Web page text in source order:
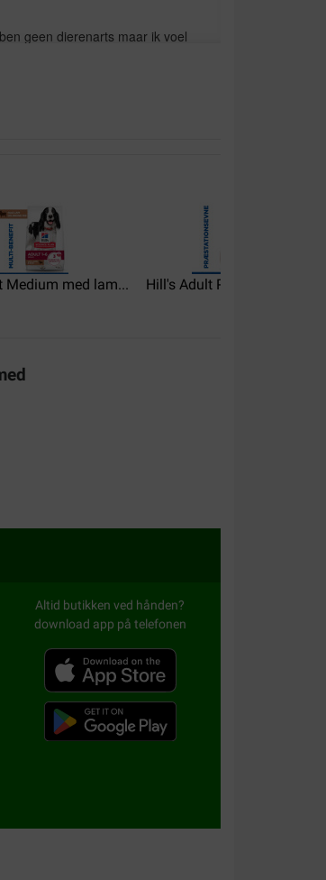
geen dierenarts maar ik voel
Medium med lam... Hill's Adult Performance...
Altid butikken ved hånden?
download app på telefonen